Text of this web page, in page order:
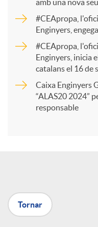
a
r
t
X
amb una nova
#CEApropa,
Enginyers,
#CEApropa,
Enginyers, inicia
catalans el 16 de
Caixa Enginyers
“ALAS20 2024”
responsable
Tornar